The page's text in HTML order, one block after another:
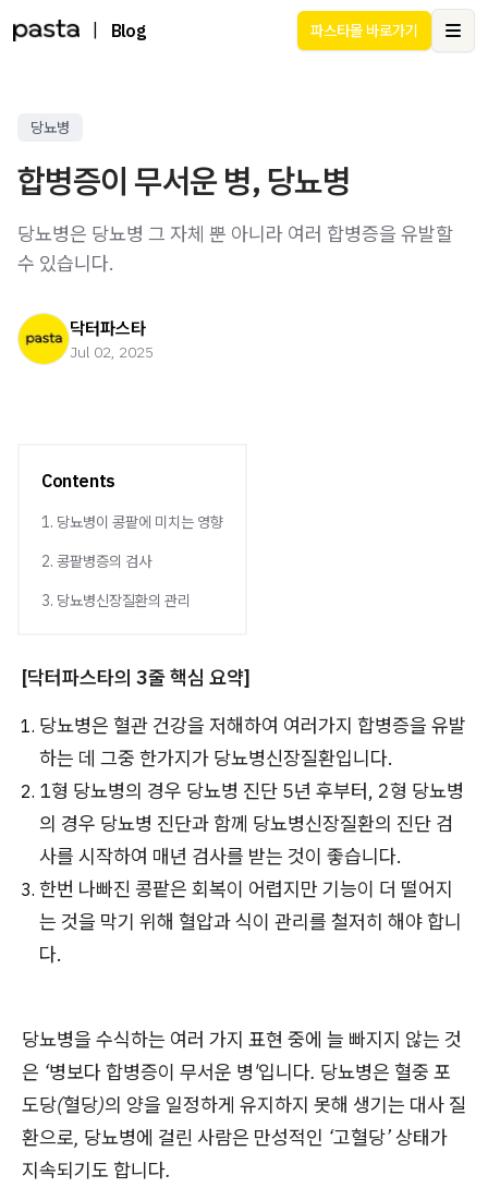
Blog 파스타몰 바로가기
당뇨병
합병증이 무서운 병, 당뇨병
당뇨병은 당뇨병 그 자체 뿐 아니라 여러 합병증을 유발할
수 있습니다.
닥터파스타
Jul 02, 2025
Contents
1. 당뇨병이 콩팥에 미치는 영향
2. 콩팥병증의 검사
3. 당뇨병신장질환의 관리
[닥터파스타의 3줄 핵심 요약]
당뇨병은 혈관 건강을 저해하여 여러가지 합병증을 유발
하는 데 그중 한가지가 당뇨병신장질환입니다.
1형 당뇨병의 경우 당뇨병 진단 5년 후부터, 2형 당뇨병
의 경우 당뇨병 진단과 함께 당뇨병신장질환의 진단 검
사를 시작하여 매년 검사를 받는 것이 좋습니다.
한번 나빠진 콩팥은 회복이 어렵지만 기능이 더 떨어지
는 것을 막기 위해 혈압과 식이 관리를 철저히 해야 합니
다.
당뇨병을 수식하는 여러 가지 표현 중에 늘 빠지지 않는 것
은 ‘병보다 합병증이 무서운 병'입니다. 당뇨병은 혈중 포
도당(혈당)의 양을 일정하게 유지하지 못해 생기는 대사 질
환으로, 당뇨병에 걸린 사람은 만성적인 ‘고혈당’ 상태가
지속되기도 합니다.